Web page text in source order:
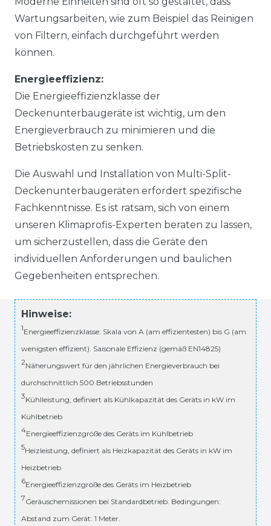
Wartungsarbeiten, wie zum Beispiel das Reinigen
von Filtern, einfach durchgeführt werden
können.
Energieeffizienz:
Die Energieeffizienzklasse der
Deckenunterbaugeräte ist wichtig, um den
Energieverbrauch zu minimieren und die
Betriebskosten zu senken.
Die Auswahl und Installation von Multi-Split-
Deckenunterbaugeräten erfordert spezifische
Fachkenntnisse. Es ist ratsam, sich von einem
unseren Klimaprofis-Experten beraten zu lassen,
um sicherzustellen, dass die Geräte den
individuellen Anforderungen und baulichen
Gegebenheiten entsprechen.
Hinweise:
1Energieeffizienzklasse: Skala von A (am effizientesten) bis G (am
wenigsten effizient). Saisonale Effizienz (gemäß EN14825)
2Näherungswert für den jährlichen Energieverbrauch bei
durchschnittlich 500 Betriebsstunden
3Kühlleistung, definiert als Kühlkapazität des Geräts in kW im
Kühlbetrieb
4Energieeffizienzgröße des Geräts im Kühlbetrieb
5Heizleistung, definiert als Heizkapazität des Geräts in kW im
Heizbetrieb
6Energieeffizienzgröße des Geräts im Heizbetrieb
7Geräuschemissionen bei Standardbetrieb. Bedingungen:
Abstand zum Gerät: 1 Meter.